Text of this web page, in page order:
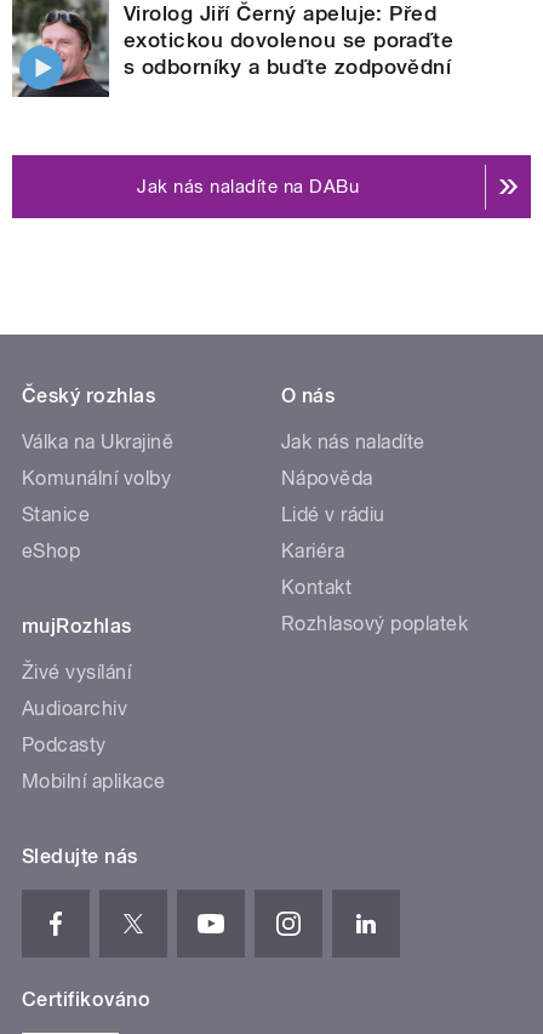
Virolog Jiří Černý apeluje: Před
exotickou dovolenou se poraďte
s odborníky a buďte zodpovědní
Jak nás naladíte na DABu
Český rozhlas
Válka na Ukrajině
Komunální volby
Stanice
eShop
mujRozhlas
Živé vysílání
Audioarchiv
Podcasty
Mobilní aplikace
O nás
Jak nás naladíte
Nápověda
Lidé v rádiu
Kariéra
Kontakt
Rozhlasový poplatek
Sledujte nás
Certifikováno